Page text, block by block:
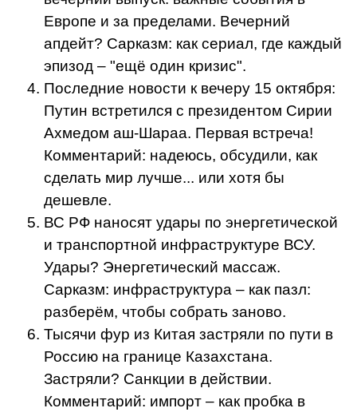
Европе и за пределами. Вечерний
апдейт? Сарказм: как сериал, где каждый
эпизод – "ещё один кризис".
Последние новости к вечеру 15 октября:
Путин встретился с президентом Сирии
Ахмедом аш-Шараа. Первая встреча!
Комментарий: надеюсь, обсудили, как
сделать мир лучше... или хотя бы
дешевле.
ВС РФ наносят удары по энергетической
и транспортной инфраструктуре ВСУ.
Удары? Энергетический массаж.
Сарказм: инфраструктура – как пазл:
разберём, чтобы собрать заново.
Тысячи фур из Китая застряли по пути в
Россию на границе Казахстана.
Застряли? Санкции в действии.
Комментарий: импорт – как пробка в